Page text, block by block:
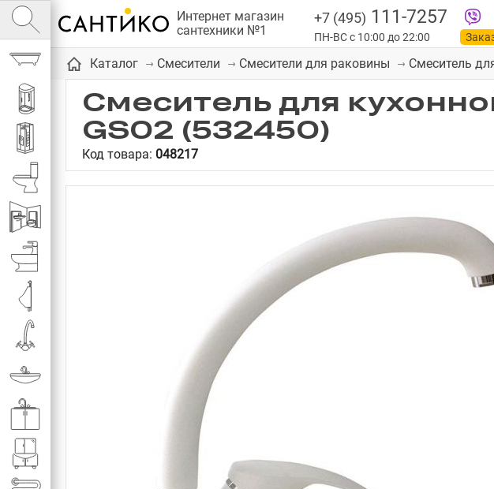
Интернет магазин
сантехники №1
+7 (495) 111-7257
ПН-ВС с 10:00 до 22:00
Ванны
Душевые кабины
Душевые
Мебель для ванной комнаты
Каталог Смесители Смесители для раковины Смеситель
Смеситель для
GS02 (532450)
Код товара: 048217